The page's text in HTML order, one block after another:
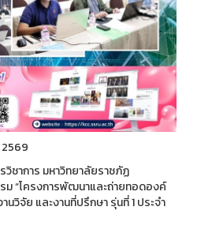
2569
วิชาการ มหาวิทยาลัยราชภัฏ
ม “โครงการพัฒนาและถ่ายทอดองค์
นวิจัย และงานที่ปรึกษา รุ่นที่ 1 ประจำ